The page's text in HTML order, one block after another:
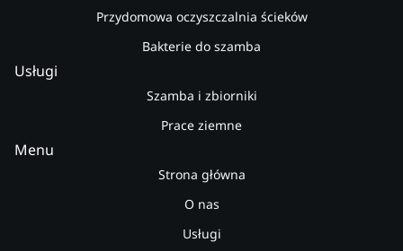
Przydomowa oczyszczalnia ścieków
Bakterie do szamba
Usługi
Szamba i zbiorniki
Prace ziemne
Menu
Strona główna
O nas
Usługi